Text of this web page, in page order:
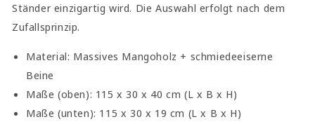
Ständer einzigartig wird. Die Auswahl erfolgt nach dem
Zufallsprinzip.
Material: Massives Mangoholz + schmiedeeiserne
Beine
Maße (oben): 115 x 30 x 40 cm (L x B x H)
Maße (unten): 115 x 30 x 19 cm (L x B x H)